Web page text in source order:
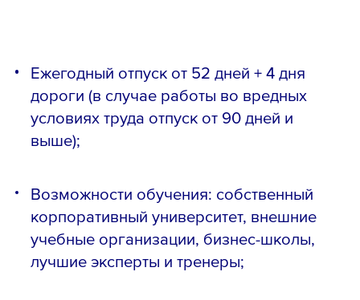
Ежегодный отпуск от 52 дней + 4 дня
дороги (в случае работы во вредных
условиях труда отпуск от 90 дней и
выше);
Возможности обучения: собственный
корпоративный университет, внешние
учебные организации, бизнес-школы,
лучшие эксперты и тренеры;